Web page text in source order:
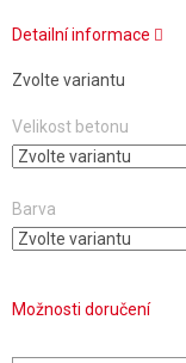
Detailní informace
Zvolte variantu
Velikost betonu
Barva
Možnosti doručení